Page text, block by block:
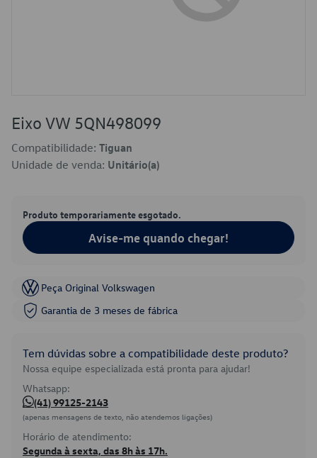
Eixo VW 5QN498099
Compatibilidade: Tiguan
Unidade de venda: Unitário(a)
Produto temporariamente esgotado.
Avise-me quando chegar!
Peça Original Volkswagen
Garantia de 3 meses de fábrica
Tem dúvidas sobre a compatibilidade deste produto?
Nossa equipe especializada está pronta para ajudar!
Whatsapp:
(41) 99125-2143
(apenas mensagens de texto, não atendemos ligações)
Horário de atendimento:
Segunda à sexta, das 8h às 17h.